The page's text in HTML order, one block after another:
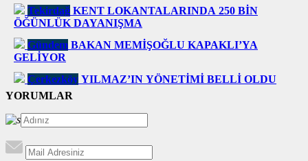
Tekirdağ KENT LOKANTALARINDA 250 BİN
ÖĞÜNLÜK DAYANIŞMA
Gündem BAKAN MEMİŞOĞLU KAPAKLI’YA
GELİYOR
Çerkezköy YILMAZ’IN YÖNETİMİ BELLİ OLDU
YORUMLAR